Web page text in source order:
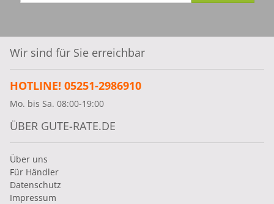
Wir sind für Sie erreichbar
HOTLINE! 05251-2986910
Mo. bis Sa. 08:00-19:00
ÜBER GUTE-RATE.DE
Über uns
Für Händler
Datenschutz
Impressum